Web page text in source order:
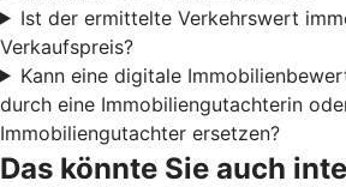
Ist der ermittelte Verkehrswert
Verkaufspreis?
Kann eine digitale
durch eine Immobiliengutachterin
Immobiliengutachter ersetzen?
Das könnte Sie auch